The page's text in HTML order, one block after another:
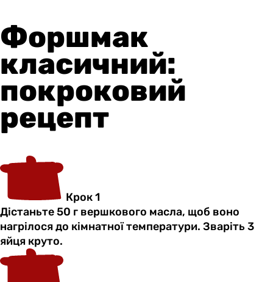
Форшмак
класичний:
покроковий
рецепт
Крок 1
Дістаньте 50 г вершкового масла, щоб воно
нагрілося до кімнатної температури. Зваріть 3
яйця круто.